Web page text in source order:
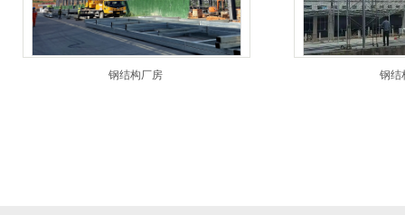
钢结构厂房 钢结